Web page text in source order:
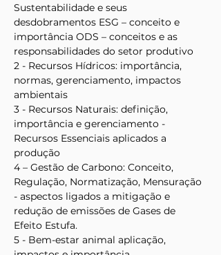
Sustentabilidade e seus
desdobramentos ESG – conceito e
importância ODS – conceitos e as
responsabilidades do setor produtivo
2 - Recursos Hídricos: importância,
normas, gerenciamento, impactos
ambientais
3 - Recursos Naturais: definição,
importância e gerenciamento -
Recursos Essenciais aplicados a
produção
4 – Gestão de Carbono: Conceito,
Regulação, Normatização, Mensuração
- aspectos ligados a mitigação e
redução de emissões de Gases de
Efeito Estufa.
5 - Bem-estar animal aplicação,